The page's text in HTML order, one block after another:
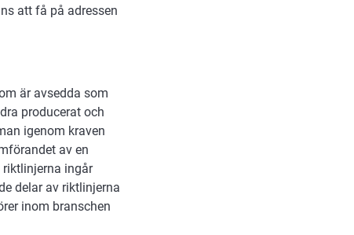
att få på adressen
är avsedda som
producerat och
igenom kraven
av en
riktlinjerna ingår
delar av riktlinjerna
inom branschen